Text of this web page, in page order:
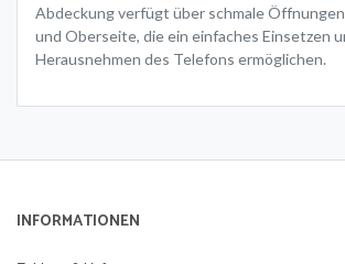
Abdeckung verfügt über schmale
und Oberseite, die ein einfaches Einsetzen
Herausnehmen des Telefons ermöglichen.
INFORMATIONEN